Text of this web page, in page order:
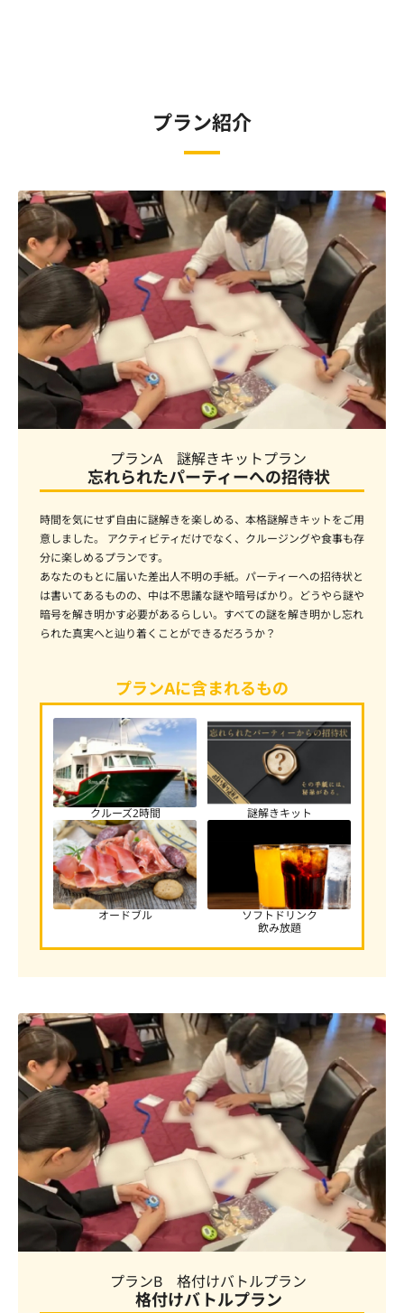
プラン紹介
プランA 謎解きキットプラン
忘れられたパーティーへの招待状
時間を気にせず自由に謎解きを楽しめる、本格謎解きキットをご用
意しました。 アクティビティだけでなく、クルージングや食事も存
分に楽しめるプランです。
あなたのもとに届いた差出人不明の手紙。パーティーへの招待状と
は書いてあるものの、中は不思議な謎や暗号ばかり。どうやら謎や
暗号を解き明かす必要があるらしい。すべての謎を解き明かし忘れ
られた真実へと辿り着くことができるだろうか？
プランAに含まれるもの
クルーズ2時間 謎解きキット
オードブル
ソフトドリンク
飲み放題
プランB 格付けバトルプラン
格付けバトルプラン